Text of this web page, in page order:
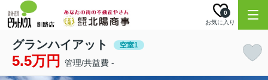
お気に入り
0
グランハイアット 空室1
5.5万円 管理/共益費 -